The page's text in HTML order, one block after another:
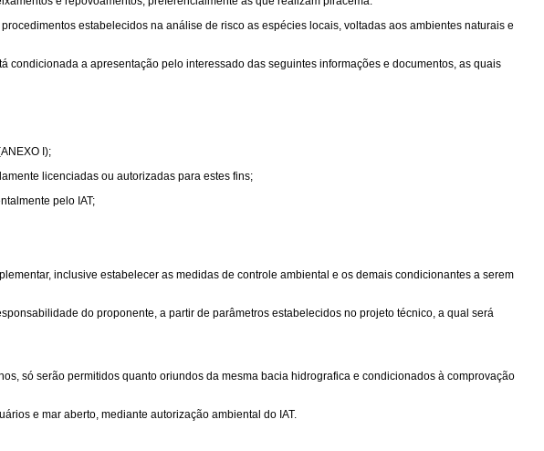
estabelecidos na análise de risco as espécies locais, voltadas aos ambientes naturais e
a apresentação pelo interessado das seguintes informações e documentos, as quais
I);
licenciadas ou autorizadas para estes fins;
pelo IAT;
inclusive estabelecer as medidas de controle ambiental e os demais condicionantes a serem
do proponente, a partir de parâmetros estabelecidos no projeto técnico, a qual será
só serão permitidos quanto oriundos da mesma bacia hidrografica e condicionados à comprovação
e mar aberto, mediante autorização ambiental do IAT.